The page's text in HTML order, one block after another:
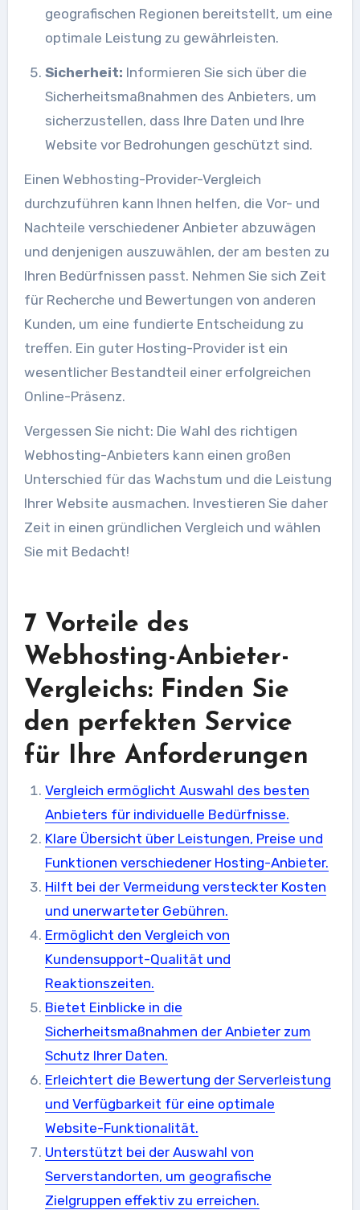
geografischen Regionen bereitstellt, um eine
optimale Leistung zu gewährleisten.
Sicherheit: Informieren Sie sich über die
Sicherheitsmaßnahmen des Anbieters, um
sicherzustellen, dass Ihre Daten und Ihre
Website vor Bedrohungen geschützt sind.
Einen Webhosting-Provider-Vergleich
durchzuführen kann Ihnen helfen, die Vor- und
Nachteile verschiedener Anbieter abzuwägen
und denjenigen auszuwählen, der am besten zu
Ihren Bedürfnissen passt. Nehmen Sie sich Zeit
für Recherche und Bewertungen von anderen
Kunden, um eine fundierte Entscheidung zu
treffen. Ein guter Hosting-Provider ist ein
wesentlicher Bestandteil einer erfolgreichen
Online-Präsenz.
Vergessen Sie nicht: Die Wahl des richtigen
Webhosting-Anbieters kann einen großen
Unterschied für das Wachstum und die Leistung
Ihrer Website ausmachen. Investieren Sie daher
Zeit in einen gründlichen Vergleich und wählen
Sie mit Bedacht!
7 Vorteile des
Webhosting-Anbieter-
Vergleichs: Finden Sie
den perfekten Service
für Ihre Anforderungen
Vergleich ermöglicht Auswahl des besten
Anbieters für individuelle Bedürfnisse.
Klare Übersicht über Leistungen, Preise und
Funktionen verschiedener Hosting-Anbieter.
Hilft bei der Vermeidung versteckter Kosten
und unerwarteter Gebühren.
Ermöglicht den Vergleich von
Kundensupport-Qualität und
Reaktionszeiten.
Bietet Einblicke in die
Sicherheitsmaßnahmen der Anbieter zum
Schutz Ihrer Daten.
Erleichtert die Bewertung der Serverleistung
und Verfügbarkeit für eine optimale
Website-Funktionalität.
Unterstützt bei der Auswahl von
Serverstandorten, um geografische
Zielgruppen effektiv zu erreichen.